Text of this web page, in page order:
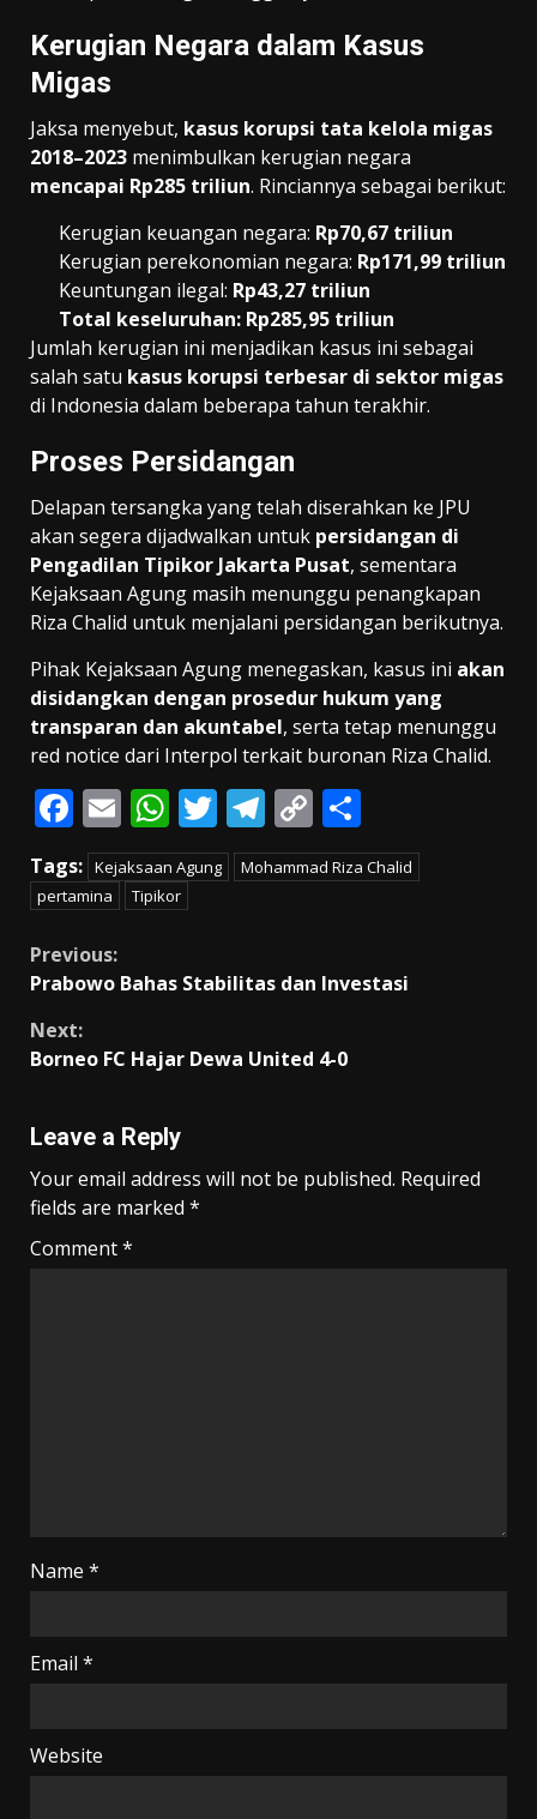
Kerugian Negara dalam Kasus
Migas
Jaksa menyebut, kasus korupsi tata kelola migas
2018–2023 menimbulkan kerugian negara
mencapai Rp285 triliun. Rinciannya sebagai berikut:
Kerugian keuangan negara: Rp70,67 triliun
Kerugian perekonomian negara: Rp171,99 triliun
Keuntungan ilegal: Rp43,27 triliun
Total keseluruhan: Rp285,95 triliun
Jumlah kerugian ini menjadikan kasus ini sebagai
salah satu kasus korupsi terbesar di sektor migas
di Indonesia dalam beberapa tahun terakhir.
Proses Persidangan
Delapan tersangka yang telah diserahkan ke JPU
akan segera dijadwalkan untuk persidangan di
Pengadilan Tipikor Jakarta Pusat, sementara
Kejaksaan Agung masih menunggu penangkapan
Riza Chalid untuk menjalani persidangan berikutnya.
Pihak Kejaksaan Agung menegaskan, kasus ini akan
disidangkan dengan prosedur hukum yang
transparan dan akuntabel, serta tetap menunggu
red notice dari Interpol terkait buronan Riza Chalid.
F
ac
e
b
o
o
k
E
m
ai
l
W
h
at
s
p
T
w
itt
T
el
e
m
C
o
p
n
h
ar
Tags: Kejaksaan Agung
Mohammad Riza Chalid
pertamina
Tipikor
Continue
Previous:
Prabowo Bahas Stabilitas dan Investasi
Next:
Borneo FC Hajar Dewa United 4-0
Leave a Reply
Your email address will not be published. Required
fields are marked *
Comment*
Name *
Email *
Website